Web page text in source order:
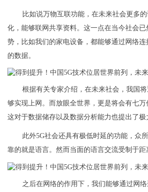
比如说万物互联功能，在未来社会更多
化，能够联网共享资料。这一点在当今社会
势，比如我们的家电设备，都能够通过网络
的数据。
根据有关专家介绍，在未来社会，我国
够实现上网。而放眼全世界，更是将会有七万
这对于数据储存以及数据分析能力也提出了极
此外5G社会还具有极低时延的功能，众
靠的就是语言。然而当面的语言交流受制于距
之后在网络的作用下，我们能够通过网